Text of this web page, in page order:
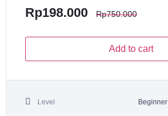
Rp198.000 Rp750.000
Add to cart
Level Beginner